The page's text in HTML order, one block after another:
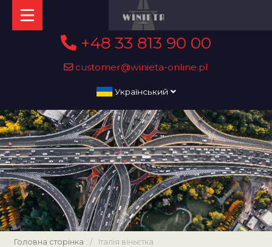
+48 33 813 90 00
customer@winieta-online.pl
Український
Головна сторінка / Італія віньєтка